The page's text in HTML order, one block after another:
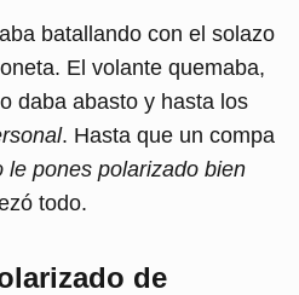
batallando con el solazo
El volante quemaba,
daba abasto y hasta los
. Hasta que un compa
le pones polarizado bien
todo.
de